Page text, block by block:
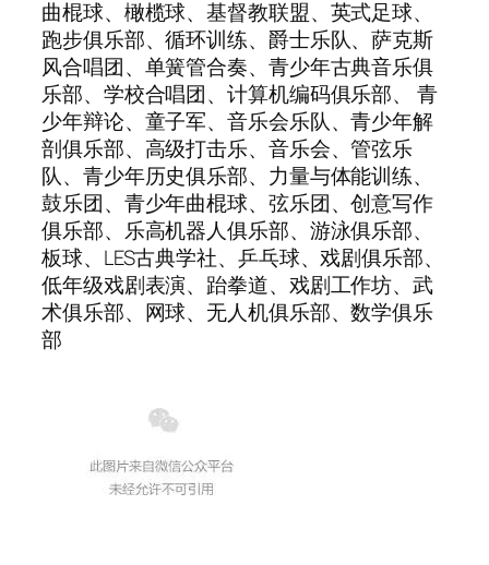
曲棍球、橄榄球、基督教联盟、英式足球、
跑步俱乐部、循环训练、爵士乐队、萨克斯
风合唱团、单簧管合奏、青少年古典音乐俱
乐部、学校合唱团、计算机编码俱乐部、 青
少年辩论、童子军、音乐会乐队、青少年解
剖俱乐部、高级打击乐、音乐会、管弦乐
队、青少年历史俱乐部、力量与体能训练、
鼓乐团、青少年曲棍球、弦乐团、创意写作
俱乐部、乐高机器人俱乐部、游泳俱乐部、
板球、LES古典学社、乒乓球、戏剧俱乐部、
低年级戏剧表演、跆拳道、戏剧工作坊、武
术俱乐部、网球、无人机俱乐部、数学俱乐
部